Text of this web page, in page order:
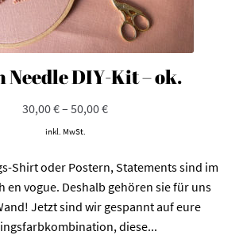
Needle DIY-Kit – ok.
30,00€– 50,00€
inkl. MwSt.
Shirt oder Postern, Statements sind im
en vogue. Deshalb gehören sie für uns
Jetzt sind wir gespannt auf eure
diese...